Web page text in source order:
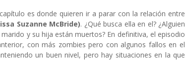
es donde quieren ir a parar con la relación entre
Suzanne McBride). ¿Qué busca ella en el? ¿Alguien
y su hija están muertos? En definitiva, el episodio
con más zombies pero con algunos fallos en el
un buen nivel, pero hay situaciones en la que